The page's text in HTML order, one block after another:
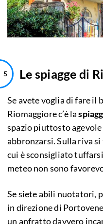
Le spiagge di
Se avete voglia di fare il
Riomaggiore c’è la
spazio piuttosto
abbronzarsi. Sulla riva
cui è sconsigliato
meteo non sono
Se siete abili nuotatori,
in direzione di
un anfratto davvero